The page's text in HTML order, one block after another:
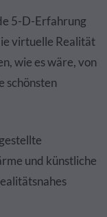
5-D-Erfahrung
virtuelle Realität
wie es wäre, von
schönsten
und künstliche